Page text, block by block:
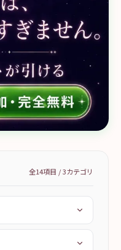
全14項目 /3カテゴリ